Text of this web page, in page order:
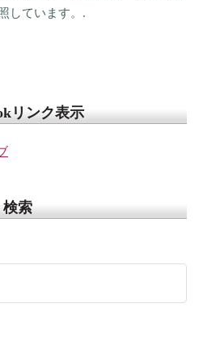
しています。.
リンク表示
検索